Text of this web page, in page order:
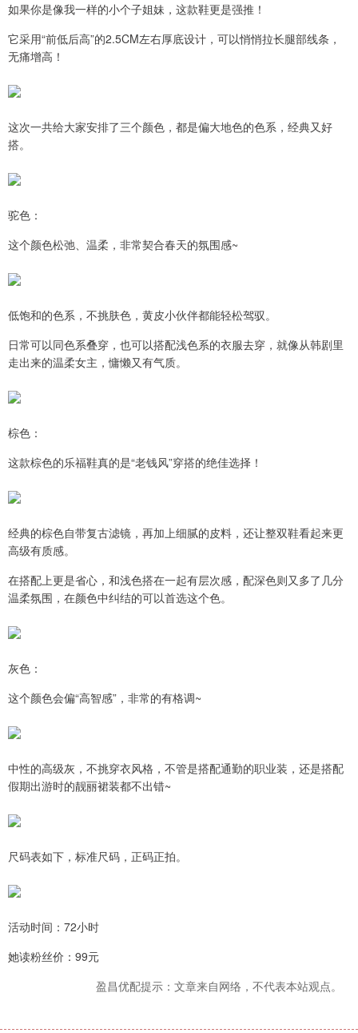
如果你是像我一样的小个子姐妹，这款鞋更是强推！
它采用“前低后高”的2.5CM左右厚底设计，可以悄悄拉长腿部线条，
无痛增高！
这次一共给大家安排了三个颜色，都是偏大地色的色系，经典又好
搭。
驼色：
这个颜色松弛、温柔，非常契合春天的氛围感~
低饱和的色系，不挑肤色，黄皮小伙伴都能轻松驾驭。
日常可以同色系叠穿，也可以搭配浅色系的衣服去穿，就像从韩剧里
走出来的温柔女主，慵懒又有气质。
棕色：
这款棕色的乐福鞋真的是“老钱风”穿搭的绝佳选择！
经典的棕色自带复古滤镜，再加上细腻的皮料，还让整双鞋看起来更
高级有质感。
在搭配上更是省心，和浅色搭在一起有层次感，配深色则又多了几分
温柔氛围，在颜色中纠结的可以首选这个色。
灰色：
这个颜色会偏“高智感”，非常的有格调~
中性的高级灰，不挑穿衣风格，不管是搭配通勤的职业装，还是搭配
假期出游时的靓丽裙装都不出错~
尺码表如下，标准尺码，正码正拍。
活动时间：72小时
她读粉丝价：99元
盈昌优配提示：文章来自网络，不代表本站观点。